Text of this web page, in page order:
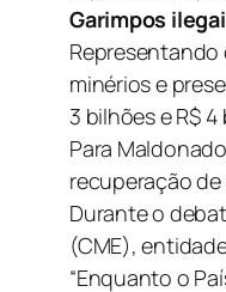
Garimpos
minérios e
3 bilhões e R$
Para
recuperação de
Durante o
(CME),
“Enquanto o